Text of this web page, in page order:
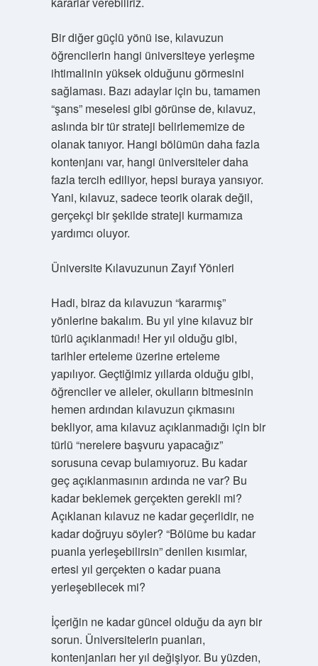
Bir diğer güçlü yönü ise, kılavuzun
öğrencilerin hangi üniversiteye yerleşme
ihtimalinin yüksek olduğunu görmesini
sağlaması. Bazı adaylar için bu, tamamen
“şans” meselesi gibi görünse de, kılavuz,
aslında bir tür strateji belirlememize de
olanak tanıyor. Hangi bölümün daha fazla
kontenjanı var, hangi üniversiteler daha
fazla tercih ediliyor, hepsi buraya yansıyor.
Yani, kılavuz, sadece teorik olarak değil,
gerçekçi bir şekilde strateji kurmamıza
yardımcı oluyor.
Üniversite Kılavuzunun Zayıf Yönleri
Hadi, biraz da kılavuzun “kararmış”
yönlerine bakalım. Bu yıl yine kılavuz bir
türlü açıklanmadı! Her yıl olduğu gibi,
tarihler erteleme üzerine erteleme
yapılıyor. Geçtiğimiz yıllarda olduğu gibi,
öğrenciler ve aileler, okulların bitmesinin
hemen ardından kılavuzun çıkmasını
bekliyor, ama kılavuz açıklanmadığı için bir
türlü “nerelere başvuru yapacağız”
sorusuna cevap bulamıyoruz. Bu kadar
geç açıklanmasının ardında ne var? Bu
kadar beklemek gerçekten gerekli mi?
Açıklanan kılavuz ne kadar geçerlidir, ne
kadar doğruyu söyler? “Bölüme bu kadar
puanla yerleşebilirsin” denilen kısımlar,
ertesi yıl gerçekten o kadar puana
yerleşebilecek mi?
İçeriğin ne kadar güncel olduğu da ayrı bir
sorun. Üniversitelerin puanları,
kontenjanları her yıl değişiyor. Bu yüzden,